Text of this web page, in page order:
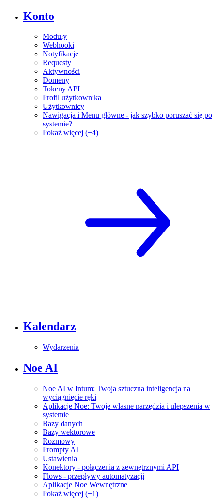
Konto
Moduły
Webhooki
Notyfikacje
Requesty
Aktywności
Domeny
Tokeny API
Profil użytkownika
Użytkownicy
Nawigacja i Menu główne - jak szybko poruszać się po
systemie?
Pokaż więcej (+4)
Kalendarz
Wydarzenia
Noe AI
Noe AI w Intum: Twoja sztuczna inteligencja na
wyciągnięcie ręki
Aplikacje Noe: Twoje własne narzędzia i ulepszenia w
systemie
Bazy danych
Bazy wektorowe
Rozmowy
Prompty AI
Ustawienia
Konektory - połączenia z zewnętrznymi API
Flows - przepływy automatyzacji
Aplikacje Noe Wewnętrzne
Pokaż więcej (+1)